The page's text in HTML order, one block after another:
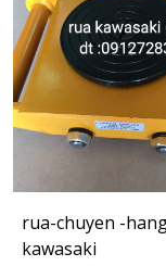
rua-chuyen -
kawasaki